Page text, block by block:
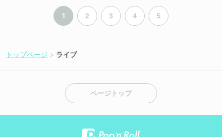
1 2 3 4 5
トップページ ライブ
ページトップ